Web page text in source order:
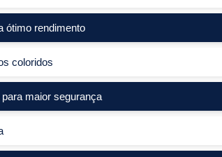
ótimo rendimento
coloridos
maior segurança